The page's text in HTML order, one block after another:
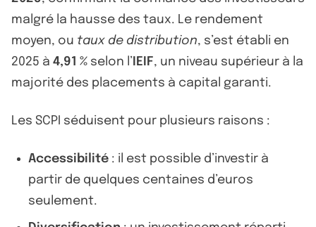
malgré la hausse des taux. Le rendement
moyen, ou taux de distribution, s’est établi en
2025 à 4,91 % selon l’ IEIF, un niveau supérieur à la
majorité des placements à capital garanti.
Les SCPI séduisent pour plusieurs raisons :
Accessibilité : il est possible d’investir à
partir de quelques centaines d’euros
seulement.